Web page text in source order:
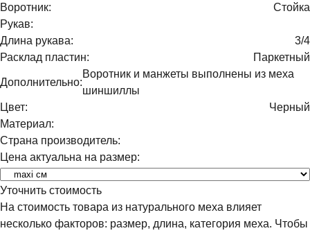
Воротник:
Стойка
Рукав:
Длина рукава:
3/4
Расклад пластин:
Паркетный
Дополнительно:
Воротник и манжеты выполнены из меха
шиншиллы
Цвет:
Черный
Материал:
Страна производитель:
Цена актуальна на размер:
Уточнить стоимость
На стоимость товара из натурального меха влияет
несколько факторов: размер, длина, категория меха. Чтобы